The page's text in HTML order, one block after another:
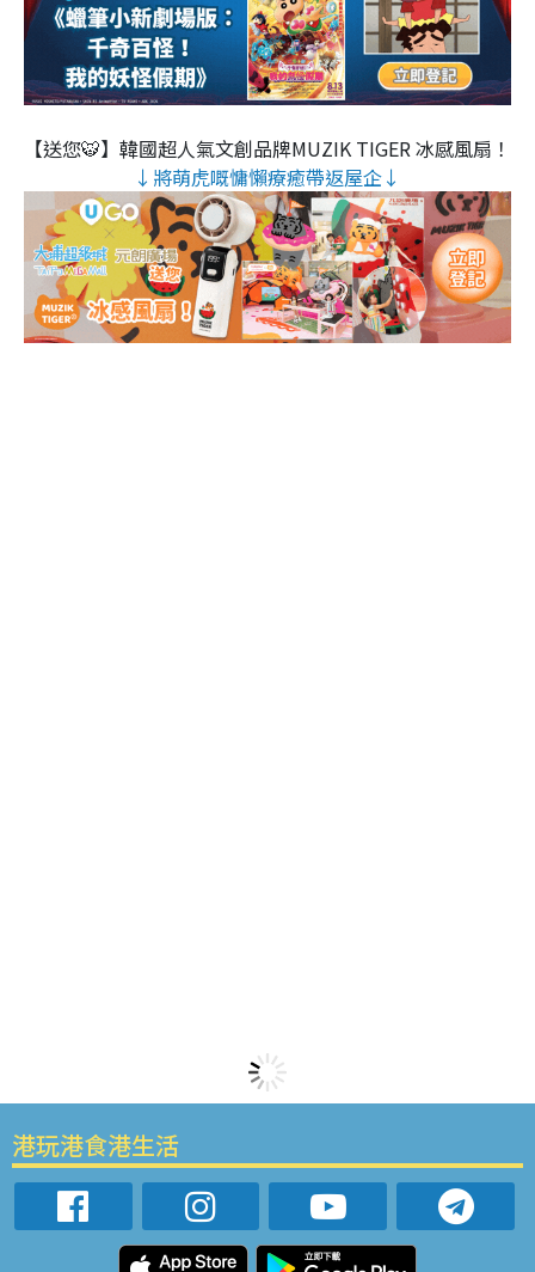
【送您🐯】韓國超人氣文創品牌MUZIK TIGER 冰感風扇！
↓將萌虎嘅慵懶療癒帶返屋企↓
港玩港食港生活